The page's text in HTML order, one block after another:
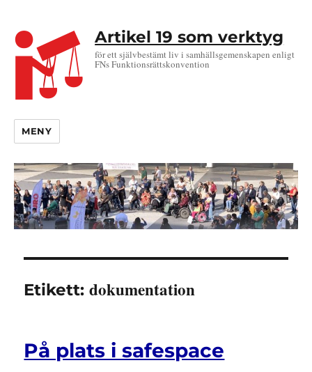
Artikel 19 som verktyg
för ett självbestämt liv i samhällsgemenskapen enligt
FNs Funktionsrättskonvention
MENY
Etikett:dokumentation
På plats i safespace